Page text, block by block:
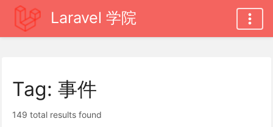
Laravel 学院
Tag: 事件
149 total results found